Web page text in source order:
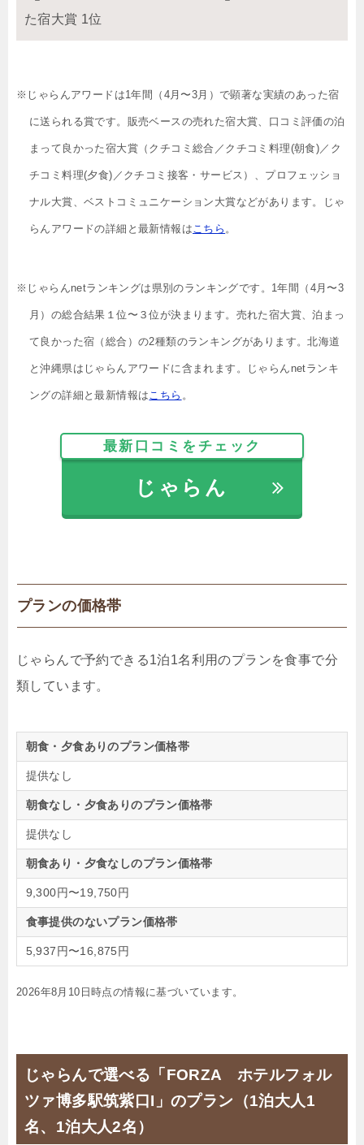
た宿大賞 1位
※じゃらんアワードは1年間（4月〜3月）で顕著な実績のあった宿
に送られる賞です。販売ベースの売れた宿大賞、口コミ評価の泊
まって良かった宿大賞（クチコミ総合／クチコミ料理(朝食)／ク
チコミ料理(夕食)／クチコミ接客・サービス）、プロフェッショ
ナル大賞、ベストコミュニケーション大賞などがあります。じゃ
らんアワードの詳細と最新情報は こちら 。
※じゃらんnetランキングは県別のランキングです。1年間（4月〜3
月）の総合結果１位〜３位が決まります。売れた宿大賞、泊まっ
て良かった宿（総合）の2種類のランキングがあります。北海道
と沖縄県はじゃらんアワードに含まれます。じゃらんnetランキ
ングの詳細と最新情報は こちら 。
最新口コミをチェック
じゃらん
プランの価格帯
じゃらんで予約できる1泊1名利用のプランを食事で分
類しています。
朝食・夕食ありのプラン価格帯
提供なし
朝食なし・夕食ありのプラン価格帯
提供なし
朝食あり・夕食なしのプラン価格帯
9,300円〜19,750円
食事提供のないプラン価格帯
5,937円〜16,875円
2026年8月10日時点の情報に基づいています。
じゃらんで選べる「FORZA ホテルフォル
ツァ博多駅筑紫口I」のプラン（1泊大人1
名、1泊大人2名）